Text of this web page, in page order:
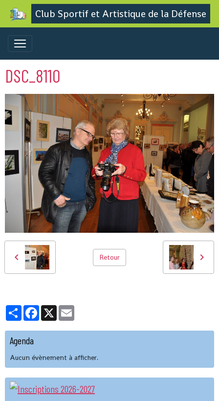
Club Sportif et Artistique de la Défense
DSC_8110
Retour
PartagerFacebook
X
Agenda
Aucun évènement à afficher.